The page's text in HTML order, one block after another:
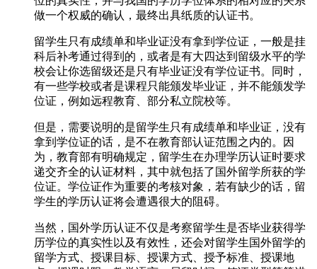
做一个权威的确认，最终出具纸质的认证书。
留学生只有成绩单和毕业证没有拿到学位证，一般是挂
科后补考通过得到的，或者是有大四达到留级水平的学
校会让你选留级还是只有毕业证没有学位证书。同时，
有一些学校或者是课程只能颁发毕业证，并不能颁发学
位证，例如远程教育、部分私立院校等。
但是，需要说明的是留学生只有成绩单和毕业证，没有
拿到学位证的话，是不在教育部认证范围之内的。因
为，教育部有明确规定，留学生在办理学历认证时要求
递交齐全的认证材料，其中就包括了国外留学所获的学
位证。学位证作为重要的考核对象，若有缺少的话，留
学生的学历认证将会遭遇很大的阻碍。
当然，国外学历认证不仅是考察留学生是否毕业获得学
历学位的真实性以及有效性，还会对留学生国外留学的
留学方式、授课目标、授课方式、授予标准、授课地